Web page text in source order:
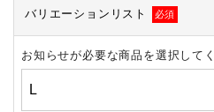
バリエーションリスト 必須
お知らせが必要な商品を選択して